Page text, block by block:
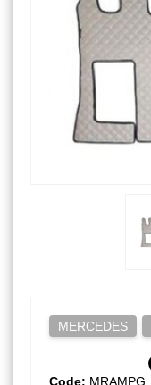
MERCEDES
Code: MRAMPG